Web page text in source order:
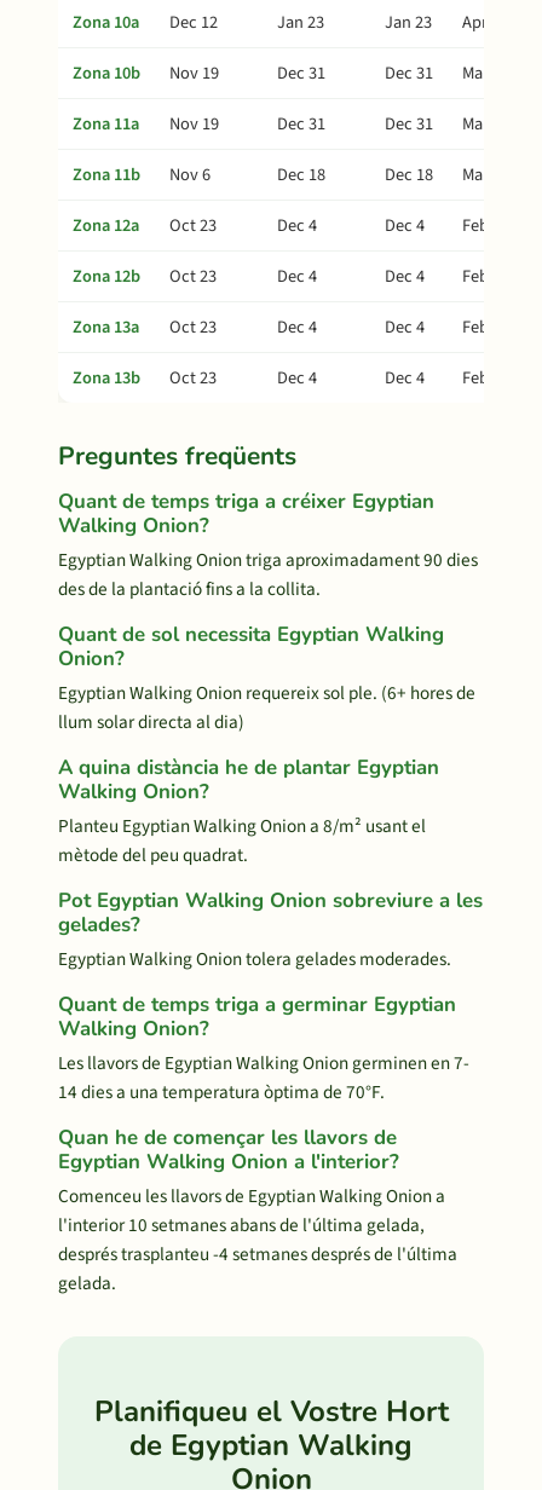
Zona 10a Dec 12 Jan 23 Jan 23
Apr 13
Zona 10b
Nov 19 Dec 31 Dec 31
Mar 21
Zona 11a
Nov 19 Dec 31 Dec 31
Mar 21
Zona 11b
Nov 6 Dec 18 Dec 18
Mar 8
Zona 12a
Oct 23 Dec 4 Dec 4
Feb 22
Zona 12b
Oct 23 Dec 4 Dec 4
Feb 22
Zona 13a
Oct 23 Dec 4 Dec 4
Feb 22
Zona 13b
Oct 23 Dec 4 Dec 4 Feb 22
Preguntes freqüents
Quant de temps triga a créixer Egyptian
Walking Onion?
Egyptian Walking Onion triga aproximadament 90 dies
des de la plantació fins a la collita.
Quant de sol necessita Egyptian Walking
Onion?
Egyptian Walking Onion requereix sol ple. (6+ hores de
llum solar directa al dia)
A quina distància he de plantar Egyptian
Walking Onion?
Planteu Egyptian Walking Onion a 8/m² usant el
mètode del peu quadrat.
Pot Egyptian Walking Onion sobreviure a les
gelades?
Egyptian Walking Onion tolera gelades moderades.
Quant de temps triga a germinar Egyptian
Walking Onion?
Les llavors de Egyptian Walking Onion germinen en 7-
14 dies a una temperatura òptima de 70°F.
Quan he de començar les llavors de
Egyptian Walking Onion a l'interior?
Comenceu les llavors de Egyptian Walking Onion a
l'interior 10 setmanes abans de l'última gelada,
després trasplanteu -4 setmanes després de l'última
gelada.
Planifiqueu el Vostre Hort
de Egyptian Walking
Onion